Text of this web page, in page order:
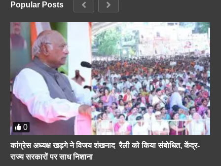
Popular Posts
0
कांग्रेस अध्यक्ष खड़गे ने विजय शंखनाद रैली को किया संबोधित, केंद्र-
राज्य सरकारों पर साध निशाना